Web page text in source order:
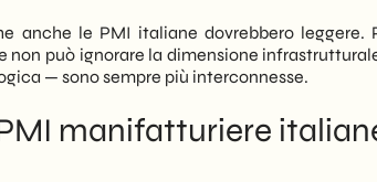
anche le PMI italiane dovrebbero leggere.
può ignorare la dimensione
— sono sempre più interconnesse.
manifatturiere